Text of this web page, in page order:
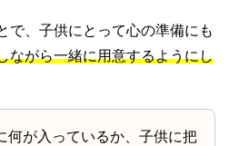
で、子供にとって心の準備にも
ながら一緒に用意するようにし
何が入っているか、子供に把